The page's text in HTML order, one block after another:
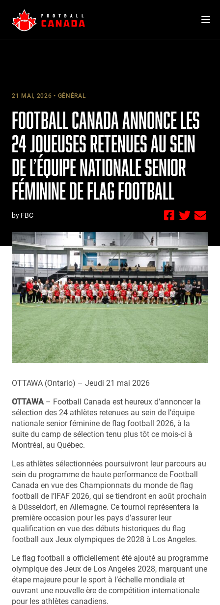
content
21 MAI, 2026 GÉNÉRAL
FOOTBALL CANADA ANNONCE LES
24 JOUEUSES RETENUES AU SEIN
DE L’ÉQUIPE NATIONALE SENIOR
FÉMININE DE FLAG FOOTBALL
by FBC
OTTAWA (Ontario) – Jeudi 21 mai 2026
OTTAWA – Football Canada est heureux d’annoncer la
sélection des 24 athlètes retenues au sein de l’équipe
nationale senior féminine de flag football 2026, à la
suite du camp de sélection tenu plus tôt ce mois-ci à
Montréal, au Québec.
Les athlètes sélectionnées poursuivront leur parcours au
sein du programme de haute performance de Football
Canada en vue des Championnats du monde de flag
football de l’IFAF 2026, qui se tiendront en août prochain
à Düsseldorf, en Allemagne. Ce tournoi représentera la
première occasion pour les pays d’assurer leur
qualification en vue des débuts historiques du flag
football aux Jeux olympiques de 2028 à Los Angeles.
Le flag football a officiellement été ajouté au programme
olympique des Jeux de Los Angeles 2028, marquant une
étape majeure pour le sport à l’échelle mondiale et
ouvrant une nouvelle ère de compétition internationale
pour les athlètes canadiens.